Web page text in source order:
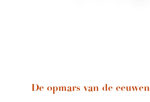
De opmars van de eeuwen